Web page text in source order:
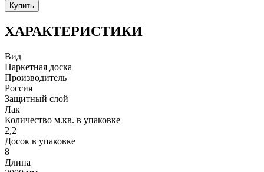
Купить
ХАРАКТЕРИСТИКИ
Вид
Паркетная доска
Производитель
Россия
Защитный слой
Лак
Количество м.кв. в упаковке
2,2
Досок в упаковке
8
Длина